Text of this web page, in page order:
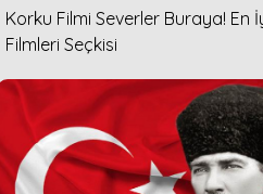
Korku Filmi Severler Buraya! En
Filmleri Seçkisi